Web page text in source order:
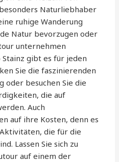
Naturliebhaber
ruhige Wanderung
Natur bevorzugen oder
unternehmen
Stainz gibt es für jeden
Sie die faszinierenden
oder besuchen Sie die
die auf
Auch
auf ihre Kosten, denn es
die für die
Lassen Sie sich zu
auf einem der